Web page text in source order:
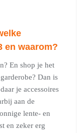
en waarom?
En shop je het
Dan is
je accessoires
aan de
lente- en
en zeker erg